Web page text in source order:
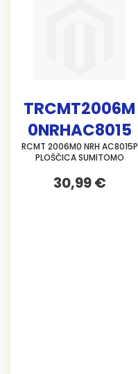
TRCMT2006M
0NRHAC8015
RCMT 2006M0 NRH AC8015P
PLOŠČICA SUMITOMO
30,99 €